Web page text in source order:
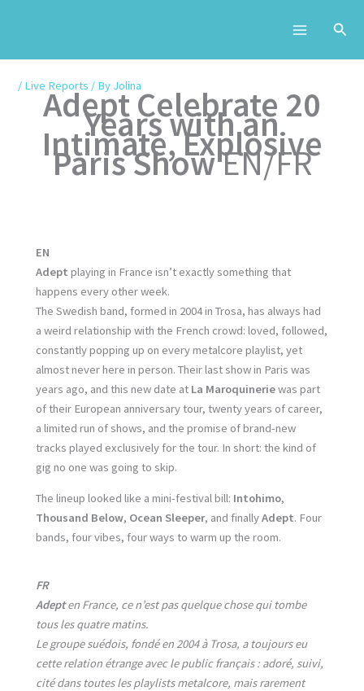
/ Live Reports / By Jolina
Adept Celebrate 20
Years with an
Intimate, Explosive
Paris ShowEN/FR
EN
Adept playing in France isn’t exactly something that
happens every other week.
The Swedish band, formed in 2004 in Trosa, has always had
a weird relationship with the French crowd: loved, followed,
constantly popping up on every metalcore playlist, yet
almost never here in person. Their last show in Paris was
years ago, and this new date at La Maroquineriewas part
of their European anniversary tour, twenty years of career,
a limited run of shows, and the promise of brand-new
tracks played exclusively for the tour. In short: the kind of
gig no one was going to skip.
The lineup looked like a mini-festival bill: Intohimo,
Thousand Below, Ocean Sleeper, and finallyAdept. Four
bands, four vibes, four ways to warm up the room.
FR
Adepten France, ce n’est pas quelque chose qui tombe
tous les quatre matins.
Le groupe suédois, fondé en 2004 à Trosa, a toujours eu
cette relation étrange avec le public français : adoré, suivi,
cité dans toutes les playlists metalcore, mais rarement